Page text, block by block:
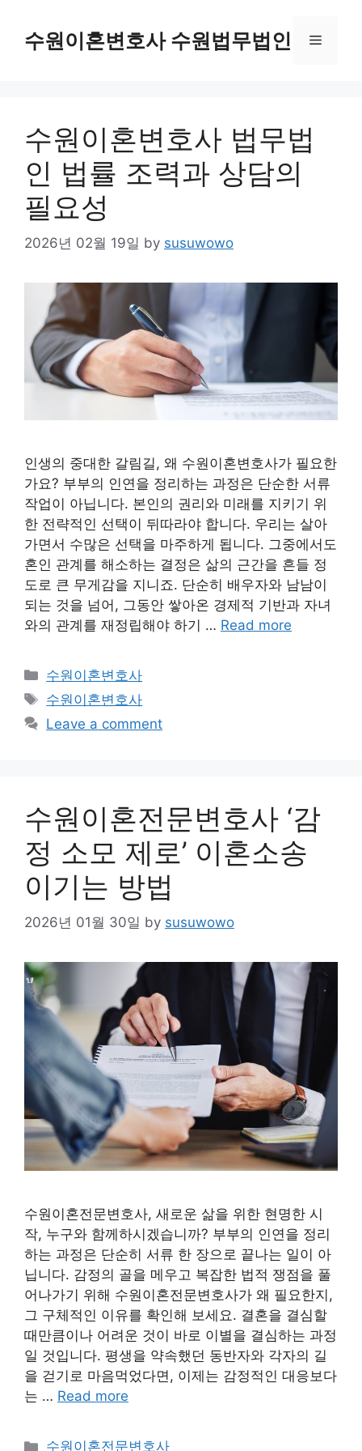
content수원이혼변호사 수원법무법인 Menu
수원이혼변호사 법무법
인 법률 조력과 상담의
필요성
2026년 02월 19일 by susuwowo
인생의 중대한 갈림길, 왜 수원이혼변호사가 필요한
가요? 부부의 인연을 정리하는 과정은 단순한 서류
작업이 아닙니다. 본인의 권리와 미래를 지키기 위
한 전략적인 선택이 뒤따라야 합니다. 우리는 살아
가면서 수많은 선택을 마주하게 됩니다. 그중에서도
혼인 관계를 해소하는 결정은 삶의 근간을 흔들 정
도로 큰 무게감을 지니죠. 단순히 배우자와 남남이
되는 것을 넘어, 그동안 쌓아온 경제적 기반과 자녀
와의 관계를 재정립해야 하기 … Read more
Categories
수원이혼변호사
Tags
수원이혼변호사
Leave a comment
수원이혼전문변호사 ‘감
정 소모 제로’ 이혼소송
이기는 방법
2026년 01월 30일 by susuwowo
수원이혼전문변호사, 새로운 삶을 위한 현명한 시
작, 누구와 함께하시겠습니까? 부부의 인연을 정리
하는 과정은 단순히 서류 한 장으로 끝나는 일이 아
닙니다. 감정의 골을 메우고 복잡한 법적 쟁점을 풀
어나가기 위해 수원이혼전문변호사가 왜 필요한지,
그 구체적인 이유를 확인해 보세요. 결혼을 결심할
때만큼이나 어려운 것이 바로 이별을 결심하는 과정
일 것입니다. 평생을 약속했던 동반자와 각자의 길
을 걷기로 마음먹었다면, 이제는 감정적인 대응보다
는 … Read more
Categories
수원이혼전문변호사